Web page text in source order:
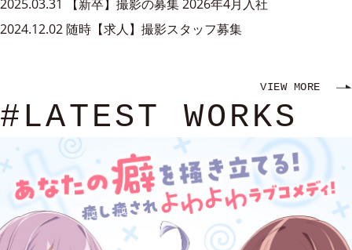
2025.03.31
【新卒】撮影の募集 2026年4月入社
2024.12.02随時【求人】撮影スタッフ募集
VIEW MORE
#LATEST WORKS